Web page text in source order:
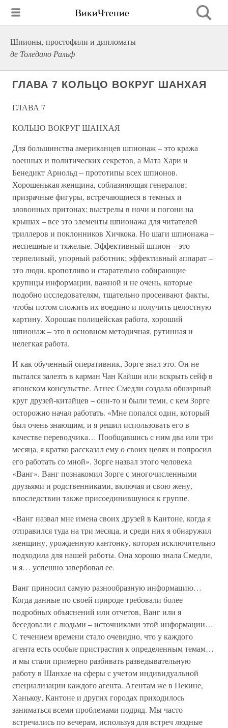
ВикиЧтение
Шпионы, простофили и дипломаты
де Толедано Ральф
ГЛАВА 7 КОЛЬЦО ВОКРУГ ШАНХАЯ
ГЛАВА 7
КОЛЬЦО ВОКРУГ ШАНХАЯ
Для большинства американцев шпионаж – это кража
военных и политических секретов, а Мата Хари и
Бенедикт Арнольд – прототипы всех шпионов.
Хорошенькая женщина, соблазняющая генералов;
призрачные фигуры, встречающиеся в темных и
зловонных притонах; выстрелы в ночи и погони на
крышах – все это элементы шпионажа для читателей
триллеров и поклонников Хичкока. Но шаги шпионажа –
неспешные и тяжелые. Эффективный шпион – это
терпеливый, упорный работник; эффективный аппарат –
это люди, кропотливо и старательно собирающие
крупицы информации, важной и не очень, которые
подобно исследователям, тщательно просеивают факты,
чтобы потом сложить их воедино и получить целостную
картину. Хорошая полицейская работа, хороший
шпионаж – это в основном методичная, рутинная и
нелегкая работа.
И как обученный оперативник, Зорге знал это. Он не
пытался залезть в карман Чан Кайши или вскрыть сейф в
японском консульстве. Агнес Смедли создала обширный
круг друзей-китайцев – они-то и были теми, с кем Зорге
осторожно начал работать. «Мне попался один, который
был очень знающим, и я решил использовать его в
качестве переводчика… Пообщавшись с ним два или три
месяца, я кратко рассказал ему о своих целях и попросил
его работать со мной». Зорге назвал этого человека
«Ванг». Ванг познакомил Зорге с многочисленными
друзьями и родственниками, включая и свою жену,
впоследствии также присоединившуюся к группе.
«Ванг назвал мне имена своих друзей в Кантоне, когда я
отправился туда на три месяца, и среди них я обнаружил
женщину, урожденную кантонку, которая исключительно
подходила для нашей работы. Она хорошо знала Смедли,
и я… успешно завербовал ее.
Ванг приносил самую разнообразную информацию…
Когда данные по своей природе требовали более
подробных объяснений или отчетов, Ванг или я
беседовали с людьми – источниками этой информации…
С течением времени стало очевидно, что у каждого
агента есть особые пристрастия к определенным темам…
и мы стали примерно разбивать разведывательную
работу в Шанхае на сферы с учетом индивидуальной
специализации каждого агента. Агентам же в Пекине,
Ханькоу, Кантоне и других городах приходилось
заниматься всеми проблемами подряд. Мы часто
встречались по вечерам, используя для встреч людные